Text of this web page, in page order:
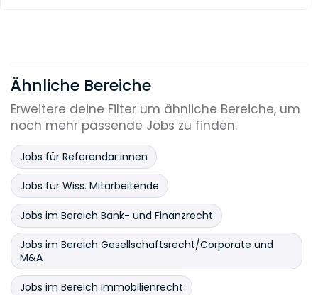
Ähnliche Bereiche
Erweitere deine Filter um ähnliche Bereiche, um
noch mehr passende Jobs zu finden.
Jobs für Referendar:innen
Jobs für Wiss. Mitarbeitende
Jobs im Bereich Bank- und Finanzrecht
Jobs im Bereich Gesellschaftsrecht/Corporate und
M&A
Jobs im Bereich Immobilienrecht